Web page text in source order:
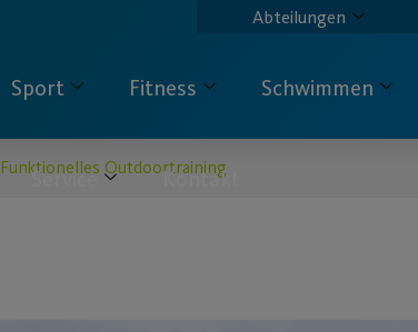
Abteilungen
Sport Fitness Schwimmen
Service Kontakt
Funktionelles Outdoortraining